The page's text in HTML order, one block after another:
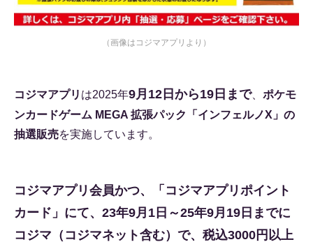
（画像はコジマアプリより）
コジマアプリ は2025年9月12日から19日まで、 ポケモ
ンカードゲーム MEGA 拡張パック「インフェルノX」の
抽選販売を実施しています。
コジマアプリ会員かつ、「コジマアプリポイント
カード」にて、23年9月1日～25年9月19日までに
コジマ（コジマネット含む）で、税込3000円以上